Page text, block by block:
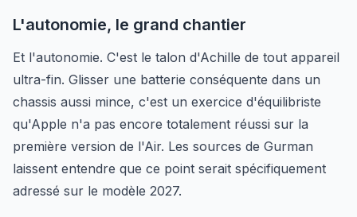
L'autonomie, le grand chantier
Et l'autonomie. C'est le talon d'Achille de tout appareil
ultra-fin. Glisser une batterie conséquente dans un
chassis aussi mince, c'est un exercice d'équilibriste
qu'Apple n'a pas encore totalement réussi sur la
première version de l'Air. Les sources de Gurman
laissent entendre que ce point serait spécifiquement
adressé sur le modèle 2027.